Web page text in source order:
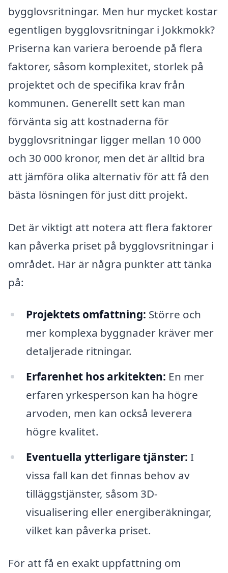
bygglovsritningar. Men hur mycket kostar
egentligen bygglovsritningar i Jokkmokk?
Priserna kan variera beroende på flera
faktorer, såsom komplexitet, storlek på
projektet och de specifika krav från
kommunen. Generellt sett kan man
förvänta sig att kostnaderna för
bygglovsritningar ligger mellan 10 000
och 30 000 kronor, men det är alltid bra
att jämföra olika alternativ för att få den
bästa lösningen för just ditt projekt.
Det är viktigt att notera att flera faktorer
kan påverka priset på bygglovsritningar i
området. Här är några punkter att tänka
på:
Projektets omfattning: Större och
mer komplexa byggnader kräver mer
detaljerade ritningar.
Erfarenhet hos arkitekten: En mer
erfaren yrkesperson kan ha högre
arvoden, men kan också leverera
högre kvalitet.
Eventuella ytterligare tjänster: I
vissa fall kan det finnas behov av
tilläggstjänster, såsom 3D-
visualisering eller energiberäkningar,
vilket kan påverka priset.
För att få en exakt uppfattning om